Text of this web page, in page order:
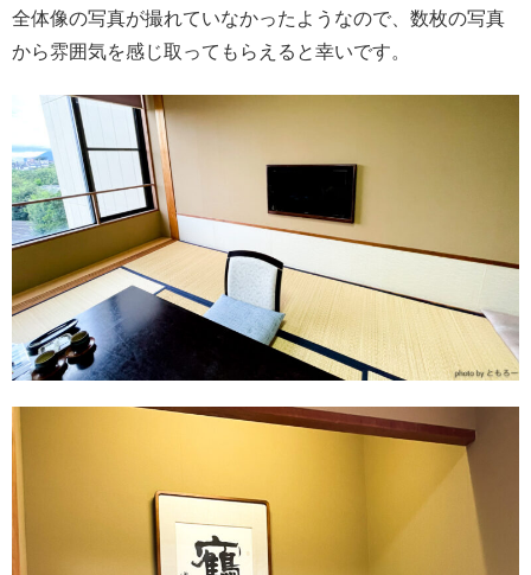
全体像の写真が撮れていなかったようなので、数枚の写真
から雰囲気を感じ取ってもらえると幸いです。